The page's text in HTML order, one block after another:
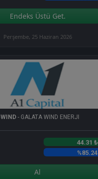
Endeks Üstü Get.
Perşembe, 25 Haziran 2026
- GALATA WIND ENERJI
44.31 ₺
%85.24
Al